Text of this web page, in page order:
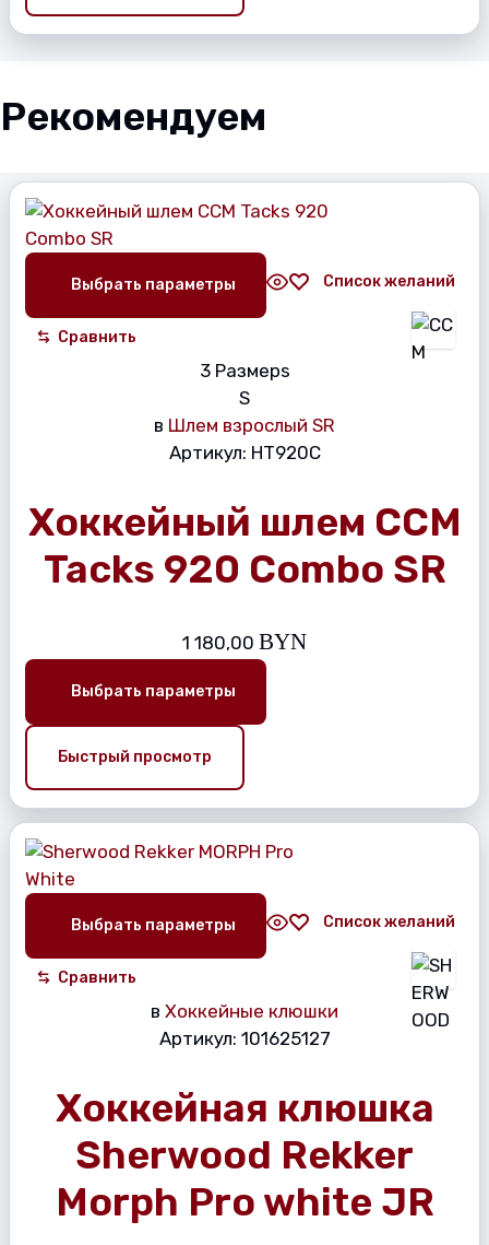
Рекомендуем
Выбрать параметры Список желаний
Сравнить
3 Размерs
S
в Шлем взрослый SR
Артикул: HT920C
Хоккейный шлем CCM
Tacks 920 Combo SR
1 180,00 BYN
Выбрать параметры
Быстрый просмотр
Выбрать параметры Список желаний
Сравнить
в Хоккейные клюшки
Артикул: 101625127
Хоккейная клюшка
Sherwood Rekker
Morph Pro white JR